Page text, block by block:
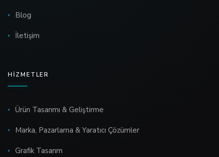
Blog
İletişim
HIZMETLER
Ürün Tasarımı & Geliştirme
Marka, Pazarlama & Yaratıcı Çözümler
Grafik Tasarım